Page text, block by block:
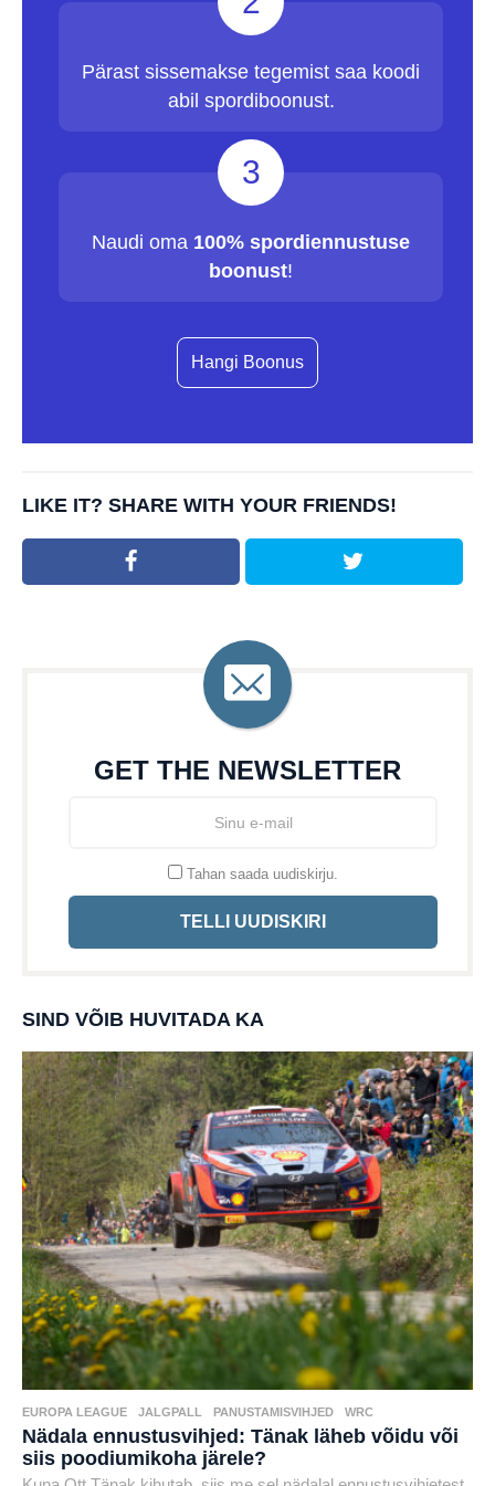
Pärast sissemakse tegemist saa koodi
abil spordiboonust.
3
Naudi oma 100% spordiennustuse
boonust!
Hangi Boonus
LIKE IT? SHARE WITH YOUR FRIENDS!
GET THE NEWSLETTER
Tahan saada uudiskirju.
TELLI UUDISKIRI
SIND VÕIB HUVITADA KA
EUROPA LEAGUE ,JALGPALL ,PANUSTAMISVIHJED ,WRC
Nädala ennustusvihjed: Tänak läheb võidu või
siis poodiumikoha järele?